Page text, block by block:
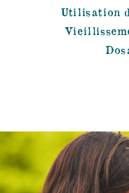
Utilisation